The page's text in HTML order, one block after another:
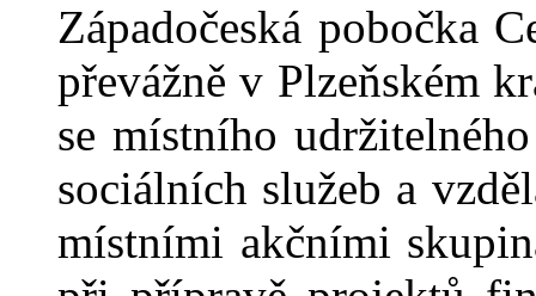
Západočeská pobočka
převážně v Plzeňském
se místního
sociálních služeb a
místními akčními